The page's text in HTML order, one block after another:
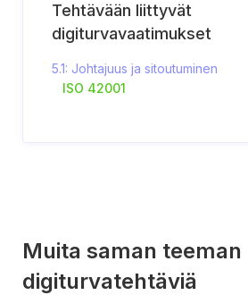
Tehtävään liittyvät
digiturvavaatimukset
5.1: Johtajuus ja sitoutuminen
ISO 42001
Muita saman teeman
digiturvatehtäviä